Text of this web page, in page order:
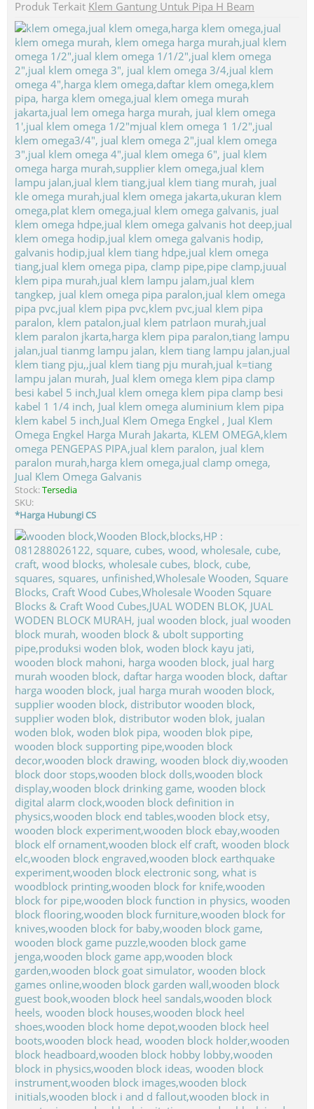
Produk Terkait Klem Gantung Untuk Pipa H Beam
Jual Klem Omega Galvanis
Stock:Tersedia
SKU:
*Harga Hubungi CS